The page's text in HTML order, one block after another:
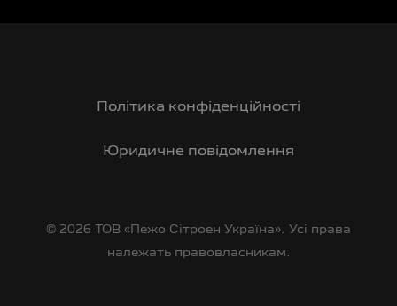
Політика конфіденційності
Юридичне повідомлення
© 2026 ТОВ «Пежо Сітроен Україна». Усі права
належать правовласникам.